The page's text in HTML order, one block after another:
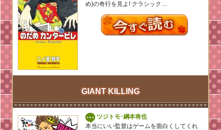
め)の奇行を見よ! クラシック…
GIANT KILLING
ツジトモ･綱本将也
本当にいい監督はゲームを面白くしてくれ